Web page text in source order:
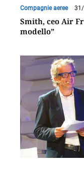
Compagnie aeree
Smith, ceo Air
modello”